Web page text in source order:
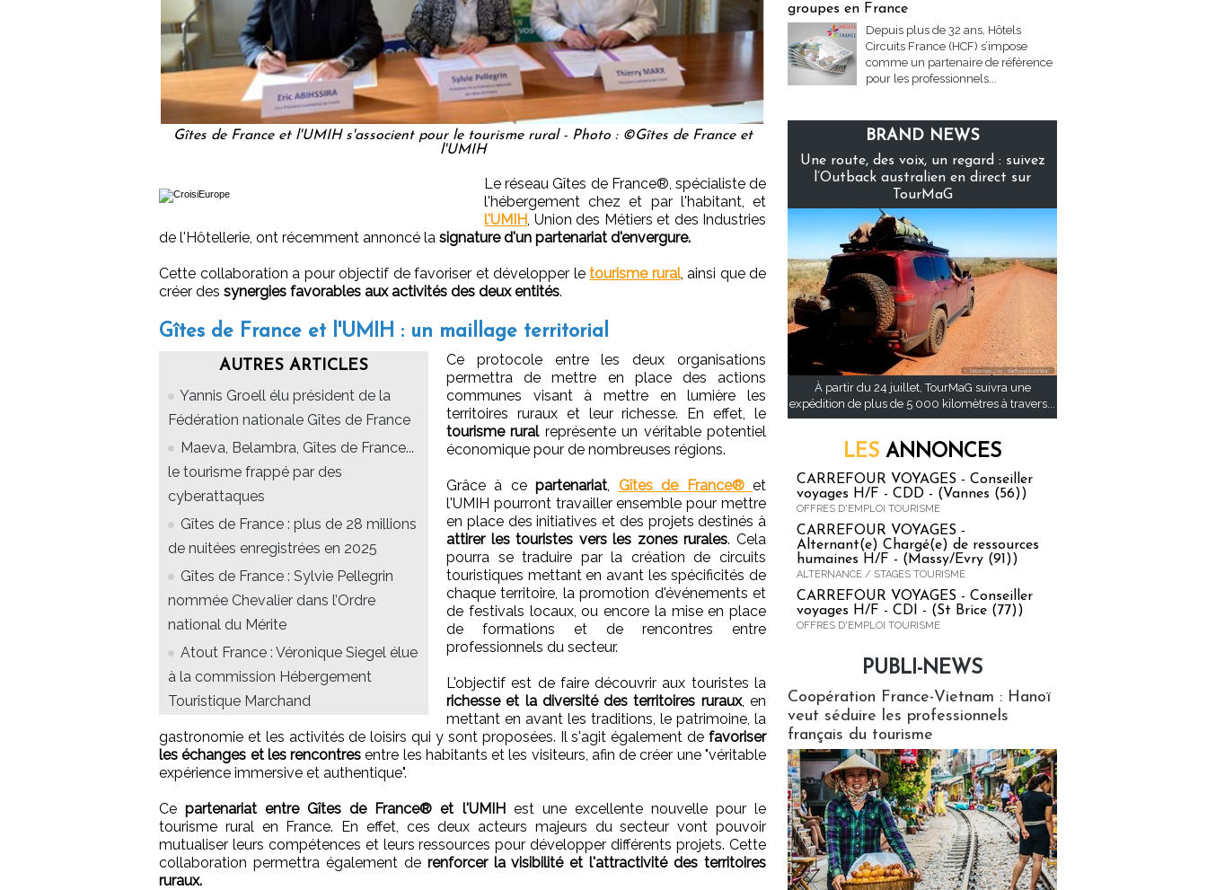
Gîtes de France et l'UMIH s'associent pour le tourisme rural - Photo : ©Gîtes de France et
l'UMIH
Le réseau Gîtes de France®, spécialiste de
l'hébergement chez et par l'habitant, et
l'UMIH , Union des Métiers et des Industries
de l'Hôtellerie, ont récemment annoncé la signature d'un partenariat d'envergure.
Cette collaboration a pour objectif de favoriser et développer le tourisme rural, ainsi que de
créer des synergies favorables aux activités des deux entités.
Gîtes de France et l'UMIH : un maillage territorial
AUTRES ARTICLES
Yannis Groell élu président de la
Fédération nationale Gîtes de France
Maeva, Belambra, Gîtes de France...
le tourisme frappé par des
cyberattaques
Gîtes de France : plus de 28 millions
de nuitées enregistrées en 2025
Gîtes de France : Sylvie Pellegrin
nommée Chevalier dans l’Ordre
national du Mérite
Atout France : Véronique Siegel élue
à la commission Hébergement
Touristique Marchand
Ce protocole entre les deux organisations
permettra de mettre en place des actions
communes visant à mettre en lumière les
territoires ruraux et leur richesse. En effet, le
tourisme ruralreprésente un véritable potentiel
économique pour de nombreuses régions.
Grâce à cepartenariat Gîtes de France®et
l'UMIH pourront travailler ensemble pour mettre
en place des initiatives et des projets destinés à
attirer les touristes vers les zones rurales. Cela
pourra se traduire par la création de circuits
touristiques mettant en avant les spécificités de
chaque territoire, la promotion d'événements et
de festivals locaux, ou encore la mise en place
de formations et de rencontres entre
professionnels du secteur.
L'objectif est de faire découvrir aux touristes la
richesse et la diversité des territoires ruraux, en
mettant en avant les traditions, le patrimoine, la
gastronomie et les activités de loisirs qui y sont proposées. Il s'agit également de favoriser
les échanges et les rencontres entre les habitants et les visiteurs, afin de créer une "véritable
expérience immersive et authentique".
Cepartenariat entre Gîtes de France® et l'UMIH est une excellente nouvelle pour le
tourisme rural en France. En effet, ces deux acteurs majeurs du secteur vont pouvoir
mutualiser leurs compétences et leurs ressources pour développer différents projets. Cette
collaboration permettra également de renforcer la visibilité et l'attractivité des territoires
ruraux.
groupes en France
Depuis plus de 32 ans, Hôtels
Circuits France (HCF) s’impose
comme un partenaire de référence
pour les professionnels...
BRAND NEWS
Une route, des voix, un regard : suivez
l’Outback australien en direct sur
TourMaG
À partir du 24 juillet, TourMaG suivra une
expédition de plus de 5 000 kilomètres à travers...
LES ANNONCES
CARREFOUR VOYAGES - Conseiller
voyages H/F - CDD - (Vannes (56))
OFFRES D'EMPLOI TOURISME
CARREFOUR VOYAGES -
Alternant(e) Chargé(e) de ressources
humaines H/F - (Massy/Evry (91))
ALTERNANCE / STAGES TOURISME
CARREFOUR VOYAGES - Conseiller
voyages H/F - CDI - (St Brice (77))
OFFRES D'EMPLOI TOURISME
PUBLI-NEWS
Coopération France-Vietnam : Hanoï
veut séduire les professionnels
français du tourisme